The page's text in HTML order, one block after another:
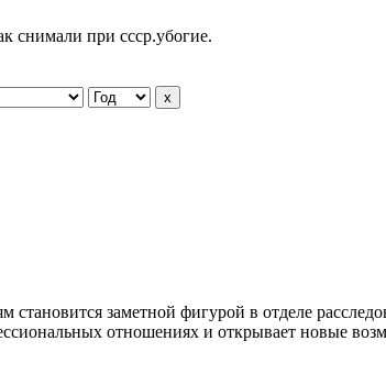
снимали при ссср.убогие.
становится заметной фигурой в отделе
отношениях и открывает новые